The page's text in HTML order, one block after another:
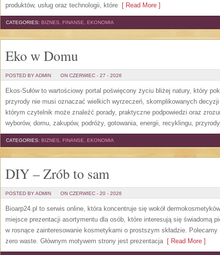
produktów, usług oraz technologii, które [ Read More ]
CATEGORIES: BIZNES, FINANSE, EKONOMIA
Eko w Domu
POSTED BY ADMIN ON CZERWIEC - 27 - 2026
Ekos-Sułów to wartościowy portal poświęcony życiu bliżej natury, który
przyrody nie musi oznaczać wielkich wyrzeczeń, skomplikowanych
którym czytelnik może znaleźć porady, praktyczne podpowiedzi oraz
wyborów, domu, zakupów, podróży, gotowania, energii, recyklingu,
CATEGORIES: BIZNES, FINANSE, EKONOMIA
DIY – Zrób to sam
POSTED BY ADMIN ON CZERWIEC - 20 - 2026
Bioarp24.pl to serwis online, która koncentruje się wokół
miejsce prezentacji asortymentu dla osób, które interesują się świadomą
w rosnące zainteresowanie kosmetykami o prostszym składzie. Polecamy
zero waste. Głównym motywem strony jest prezentacja[ Read More ]